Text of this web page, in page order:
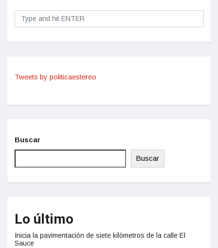
Tweets by politicaestereo
Buscar
Buscar
Lo último
Inicia la pavimentación de siete kilómetros de la calle El
Sauce